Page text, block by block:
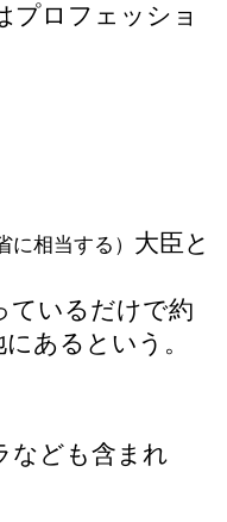
プロフェッショ
に相当する） 大臣と
ているだけで約
あるという。
なども含まれ